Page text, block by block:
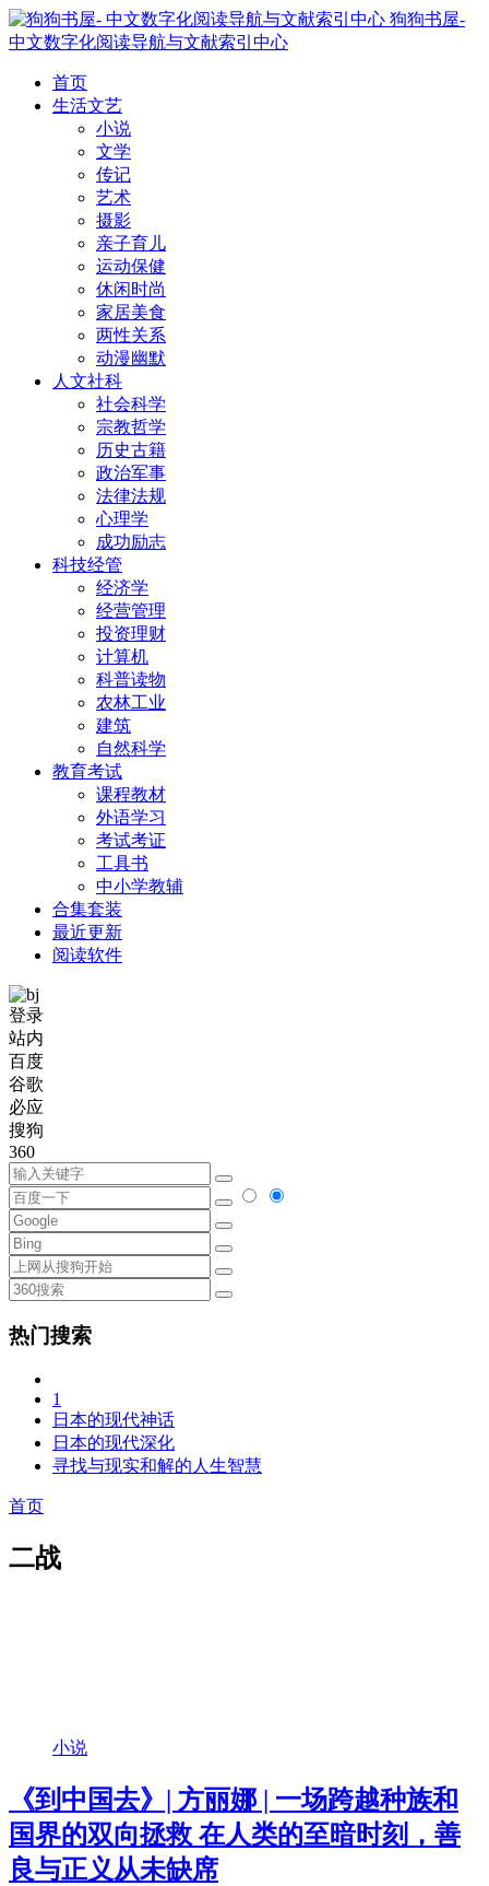
狗狗书屋-
中文数字化阅读导航与文献索引中心
首页
生活文艺
小说
文学
传记
艺术
摄影
亲子育儿
运动保健
休闲时尚
家居美食
两性关系
动漫幽默
人文社科
社会科学
宗教哲学
历史古籍
政治军事
法律法规
心理学
成功励志
科技经管
经济学
经营管理
投资理财
计算机
科普读物
农林工业
建筑
自然科学
教育考试
课程教材
外语学习
考试考证
工具书
中小学教辅
合集套装
最近更新
阅读软件
登录
站内
百度
谷歌
必应
搜狗
360
热门搜索
1
日本的现代神话
日本的现代深化
寻找与现实和解的人生智慧
首页
二战
小说
《到中国去》| 方丽娜 | 一场跨越种族和
国界的双向拯救 在人类的至暗时刻，善
良与正义从未缺席